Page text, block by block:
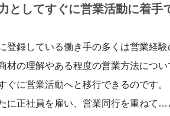
としてすぐに営業活動に着手
登録している働き手の多くは営業経験
材の理解やある程度の営業方法につ
ぐに営業活動へと移行できるのです。
に正社員を雇い、営業同行を重ねて